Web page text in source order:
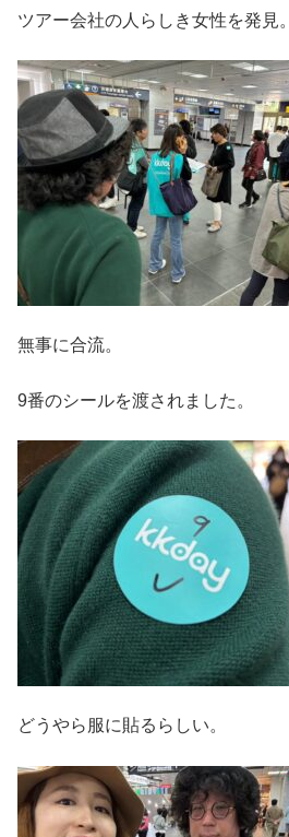
ツアー会社の人らしき女性を発見。
無事に合流。
9番のシールを渡されました。
どうやら服に貼るらしい。